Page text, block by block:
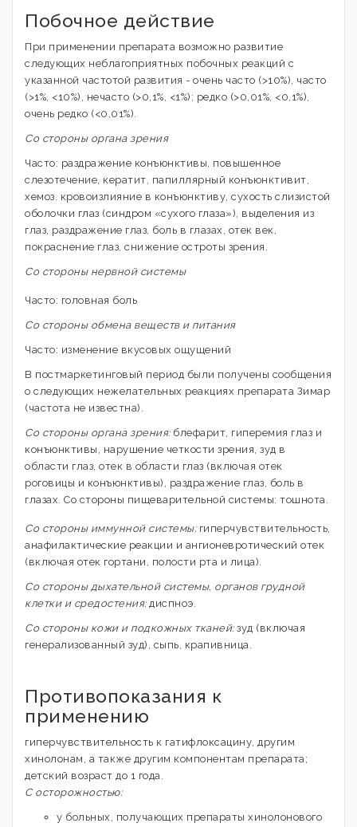
Побочное действие
При применении препарата возможно развитие
следующих неблагоприятных побочных реакций с
указанной частотой развития - очень часто (>10%), часто
(>1%, <10%), нечасто (>0,1%, <1%); редко (>0,01%, <0,1%),
очень редко (<0,01%).
Со стороны органа зрения
Часто: раздражение конъюнктивы, повышенное
слезотечение, кератит, папиллярный конъюнктивит,
хемоз. кровоизлияние в конъюнктиву, сухость слизистой
оболочки глаз (синдром «сухого глаза»), выделения из
глаз, раздражение глаз, боль в глазах, отек век,
покраснение глаз, снижение остроты зрения.
Со стороны нервной системы
Часто: головная боль
Со стороны обмена веществ и питания
Часто: изменение вкусовых ощущений
В постмаркетинговый период были получены сообщения
о следующих нежелательных реакциях препарата Зимар
(частота не известна).
Со стороны органа зрения:блефарит, гиперемия глаз и
конъюнктивы, нарушение четкости зрения, зуд в
области глаз, отек в области глаз (включая отек
роговицы и конъюнктивы), раздражение глаз, боль в
глазах. Со стороны пищеварительной системы: тошнота.
Со стороны иммунной системы:гиперчувствительность,
анафилактические реакции и ангионевротический отек
(включая отек гортани, полости рта и лица).
Со стороны дыхательной системы, органов грудной
клетки и средостения:диспноэ.
Со стороны кожи и подкожных тканей:зуд (включая
генерализованный зуд), сыпь, крапивница.
Противопоказания к
применению
гиперчувствительность к гатифлоксацину, другим
хинолонам, а также другим компонентам препарата;
детский возраст до 1 года.
С осторожностью:
у больных, получающих препараты хинолонового